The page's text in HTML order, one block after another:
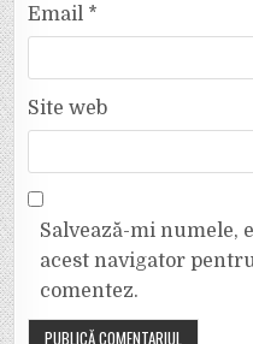
Email *
Site web
Salvează-mi numele,
acest navigator
comentez.